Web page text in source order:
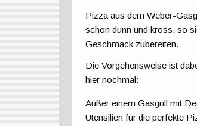
Pizza aus dem Weber-
schön dünn und kross, so
Geschmack zubereiten.
Die Vorgehensweise ist
hier nochmal:
Außer einem Gasgrill mit
Utensilien für die perfekte